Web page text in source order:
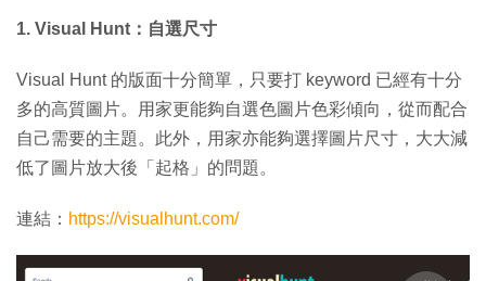
1. Visual Hunt：自選尺寸
Visual Hunt 的版面十分簡單，只要打 keyword 已經有十分
多的高質圖片。用家更能夠自選色圖片色彩傾向，從而配合
自己需要的主題。此外，用家亦能夠選擇圖片尺寸，大大減
低了圖片放大後「起格」的問題。
連結： https://visualhunt.com/